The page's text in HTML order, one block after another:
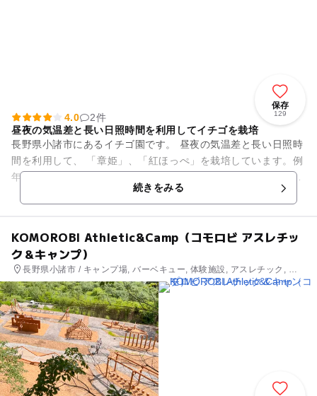
保存
129
4.0
2件
昼夜の気温差と長い日照時間を利用してイチゴを栽培
長野県小諸市にあるイチゴ園です。 昼夜の気温差と長い日照時
間を利用して、 「章姫」、「紅ほっぺ」を栽培しています。例
年、1月上旬から6月下旬のシーズンには、甘くておいしい宝石
続きをみる
KOMOROBI Athletic&Camp（コモロビ アスレチッ
ク＆キャンプ）
長野県小諸市 / キャンプ場, バーベキュー, 体験施設, アスレチック, 自
然体験・アクティビティ